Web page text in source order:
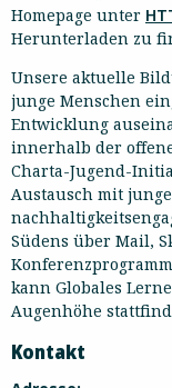
Homepage unter
Herunterladen zu
Unsere aktuelle
junge Menschen
Entwicklung
innerhalb der
Charta-Jugend-
Austausch mit
Südens über Mail,
kann Globales
Augenhöhe
Kontakt